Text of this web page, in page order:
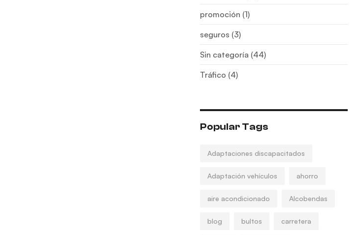
promoción (1)
seguros (3)
Sin categoría (44)
Tráfico (4)
Popular Tags
Adaptaciones discapacitados
Adaptación vehículos ahorro
aire acondicionado Alcobendas
blog bultos carretera